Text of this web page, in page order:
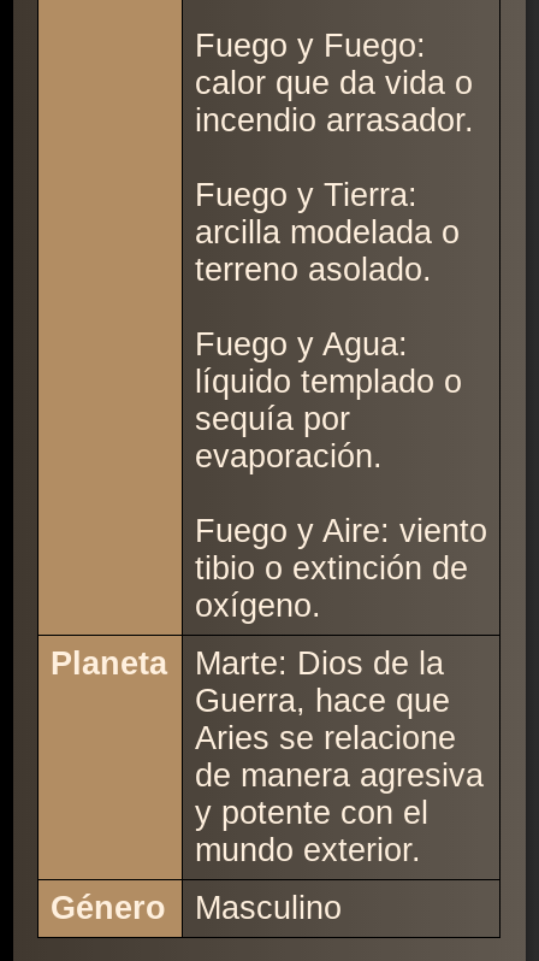
Fuego y Fuego:
calor que da vida o
incendio arrasador.
Fuego y Tierra:
arcilla modelada o
terreno asolado.
Fuego y Agua:
líquido templado o
sequía por
evaporación.
Fuego y Aire: viento
tibio o extinción de
oxígeno.
Planeta
Marte: Dios de la
Guerra, hace que
Aries se relacione
de manera agresiva
y potente con el
mundo exterior.
Género
Masculino